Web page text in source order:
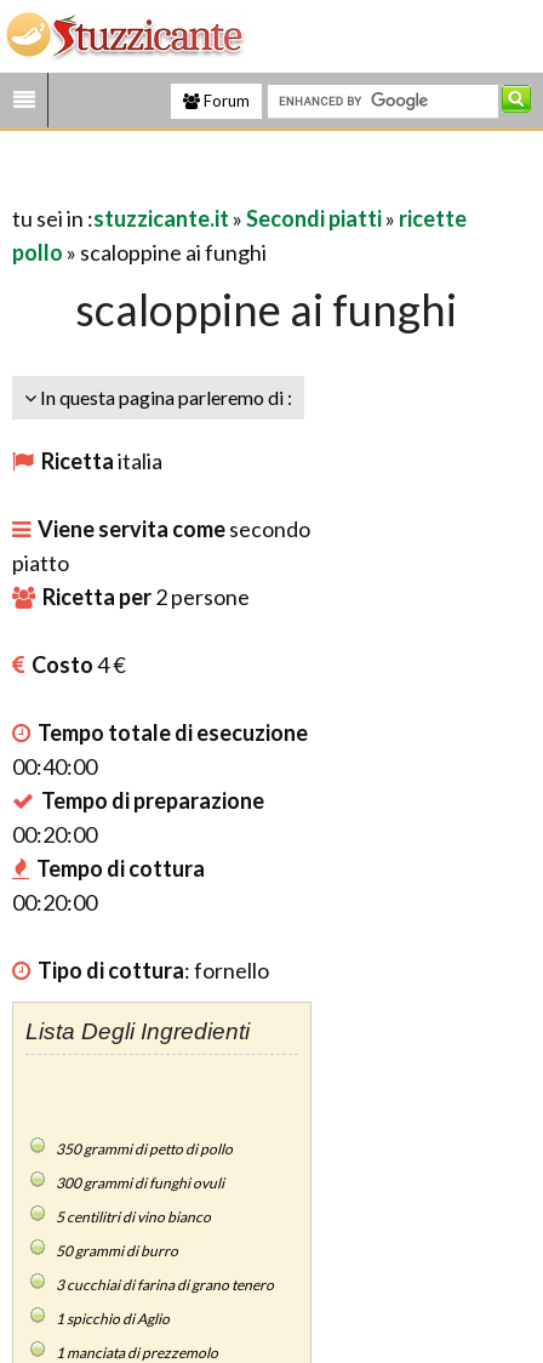
Forum
tu sei in :stuzzicante.it »Secondi piatti» ricette
pollo » scaloppine ai funghi
scaloppine ai funghi
In questa pagina parleremo di :
Ricettaitalia
Viene servita comesecondo
piatto
Ricetta per2persone
Costo4 €
Tempo totale di esecuzione
00:40:00
Tempo di preparazione
00:20:00
Tempo di cottura
00:20:00
Tipo di cottura:fornello
Lista Degli Ingredienti
350grammi di petto di pollo
300grammi di funghi ovuli
5centilitri di vino bianco
50grammi di burro
3cucchiai di farina di grano tenero
1spicchio di Aglio
1 manciata di prezzemolo